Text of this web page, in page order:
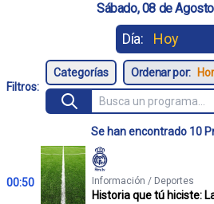
Sábado, 08 de
Día:
Filtros:
Ordenar por:
Se han encontrado 10
00:50 Información / Deportes
Historia que tú hiciste: